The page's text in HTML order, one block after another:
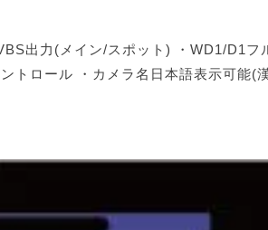
出力(メイン/スポット) ・WD1/D1フ
トロール ・カメラ名日本語表示可能(